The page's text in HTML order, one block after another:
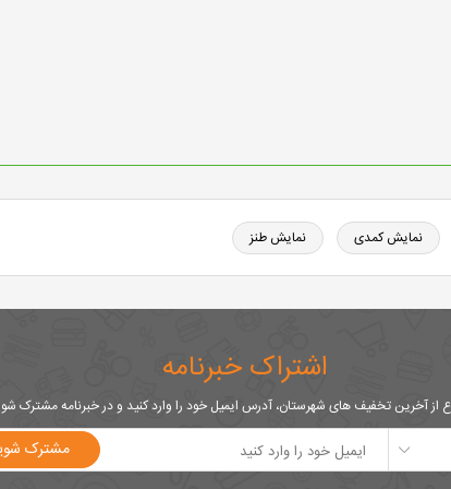
نمایش کمدی نمایش طنز
اشتراک خبرنامه
از آخرین تخفیف های شهرستان، آدرس ایمیل خود را وارد کنید و در خبرنامه مشترک
مشترک